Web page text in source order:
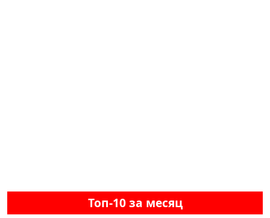
Топ-10 за месяц